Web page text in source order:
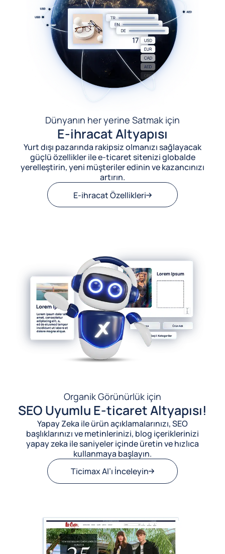
Dünyanın her yerine Satmak için
E-ihracat Altyapısı
Yurt dışı pazarında rakipsiz olmanızı sağlayacak
güçlü özellikler ile e-ticaret sitenizi globalde
yerelleştirin, yeni müşteriler edinin ve kazancınızı
artırın.
E-ihracat Özellikleri
Organik Görünürlük için
SEO Uyumlu E-ticaret Altyapısı!
Yapay Zeka ile ürün açıklamalarınızı, SEO
başlıklarınızı ve metinlerinizi, blog içeriklerinizi
yapay zeka ile saniyeler içinde üretin ve hızlıca
kullanmaya başlayın.
Ticimax AI’ı İnceleyin